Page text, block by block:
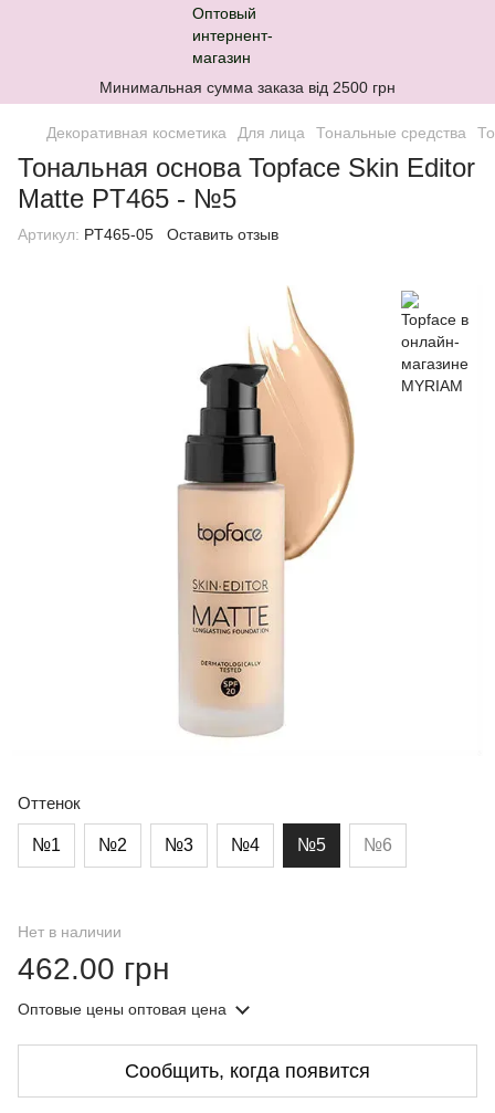
Минимальная сумма заказа від 2500 грн
Декоративная косметика Для лица Тональные средства
Тональная основа Topface Skin Editor
Matte PT465 - №5
Артикул: PT465-05 Оставить отзыв
Оттенок
№1 №2 №3 №4 №5 №6
Нет в наличии
462.00 грн
Оптовые цены оптовая цена
Сообщить, когда появится